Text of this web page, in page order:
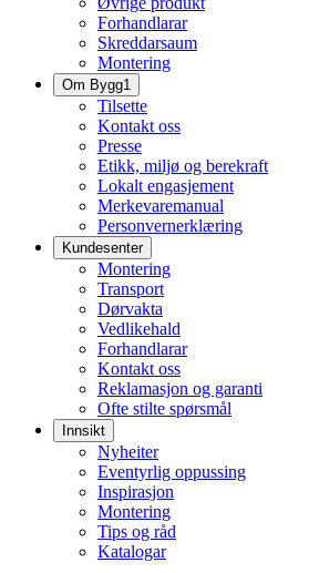
Forhandlarar
Skreddarsaum
Montering
Om Bygg1
Tilsette
Kontakt oss
Presse
Etikk, miljø og berekraft
Lokalt engasjement
Merkevaremanual
Personvernerklæring
Kundesenter
Montering
Transport
Dørvakta
Vedlikehald
Forhandlarar
Kontakt oss
Reklamasjon og garanti
Ofte stilte spørsmål
Innsikt
Nyheiter
Eventyrlig oppussing
Inspirasjon
Montering
Tips og råd
Katalogar